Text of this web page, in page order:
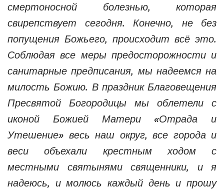
смертоносной болезнью, которая
свирепствует сегодня. Конечно, не без
попущения Божьего, происходит всё это.
Соблюдая все меры предосторожности и
санитарные предписания, мы надеемся на
милость Божию. В праздник Благовещения
Пресвятой Богородицы мы облетели с
иконой Божией Матери «Отрада и
Утешение» весь наш округ, все города и
веси объехали крестным ходом с
местными святынями священники, и я
надеюсь, и молюсь каждый день и прошу